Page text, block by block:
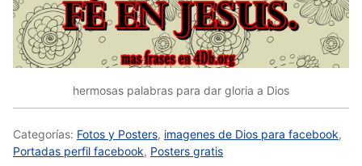
hermosas palabras para dar gloria a Dios
Categorías: Fotos y Posters, imagenes de Dios para facebook,
Portadas perfil facebook, Posters gratis